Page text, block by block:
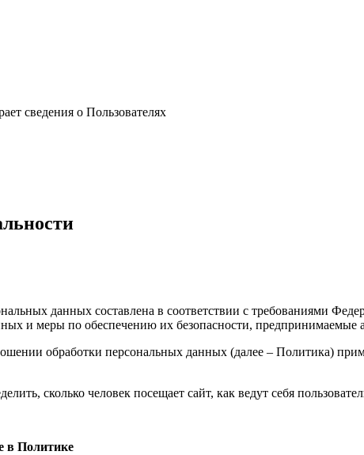
сведения о Пользователях
данных составлена в соответствии с требованиями
и меры по обеспечению их безопасности, предпринимаемые
обработки персональных данных (далее – Политика)
сколько человек посещает сайт, как ведут себя
в Политике